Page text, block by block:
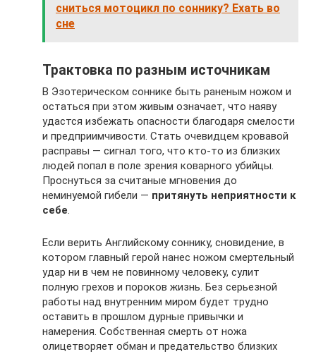
сниться мотоцикл по соннику? Ехать во
сне
Трактовка по разным источникам
В Эзотерическом соннике быть раненым ножом и
остаться при этом живым означает, что наяву
удастся избежать опасности благодаря смелости
и предприимчивости. Стать очевидцем кровавой
расправы — сигнал того, что кто-то из близких
людей попал в поле зрения коварного убийцы.
Проснуться за считаные мгновения до
неминуемой гибели — притянуть неприятности к
себе.
Если верить Английскому соннику, сновидение, в
котором главный герой нанес ножом смертельный
удар ни в чем не повинному человеку, сулит
полную грехов и пороков жизнь. Без серьезной
работы над внутренним миром будет трудно
оставить в прошлом дурные привычки и
намерения. Собственная смерть от ножа
олицетворяет обман и предательство близких